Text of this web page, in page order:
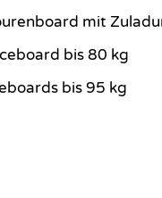
mit
bis 80 kg
bis 95 kg